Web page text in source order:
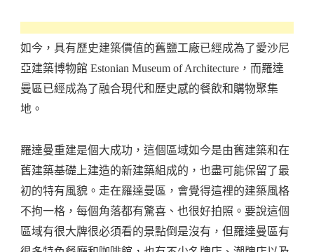
如今，具有歷史建築價值的舊鹽工廠已經成為了愛沙尼
亞建築博物館 Estonian Museum of Architecture，而羅達
曼區已經成為了融合現代和歷史感的餐飲和購物聚集
地。
羅達曼重建是個大成功，這個區域如今是由舊建築和在
舊建築基礎上建造的新建築組成的，也盡可能保留了最
初的特有風貌。走在羅達曼區，會覺得這裡的建築風格
不拘一格，每個角落都有驚喜、也很好拍照。要說這個
區域有很大牌很必須看的景點倒是沒有，但羅達曼區有